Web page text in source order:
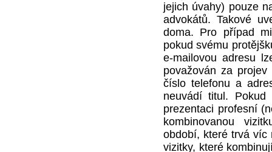
jejich úvahy) pouze
advokátů. Takové
doma. Pro případ
pokud svému
e-mailovou adresu
považován za
číslo telefonu a
neuvádí titul.
prezentaci profesní
kombinovanou
období, které trvá víc
vizitky, které